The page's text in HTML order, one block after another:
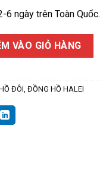
6 ngày trên Toàn Quốc.
589ML số lượng
VÀO GIỎ HÀNG
ĐÔI ,ĐỒNG HỒ HALEI